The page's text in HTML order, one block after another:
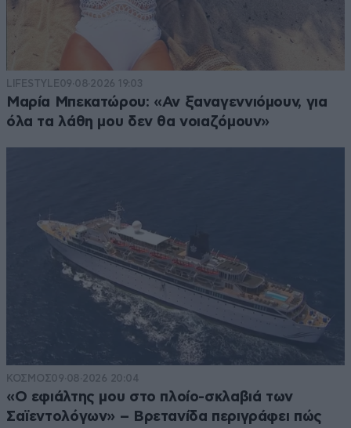
LIFESTYLE09·08·2026 19:03
Μαρία Μπεκατώρου: «Αν ξαναγεννιόμουν, για
όλα τα λάθη μου δεν θα νοιαζόμουν»
ΚΟΣΜΟΣ09·08·2026 20:04
«Ο εφιάλτης μου στο πλοίο-σκλαβιά των
Σαϊεντολόγων» – Βρετανίδα περιγράφει πώς